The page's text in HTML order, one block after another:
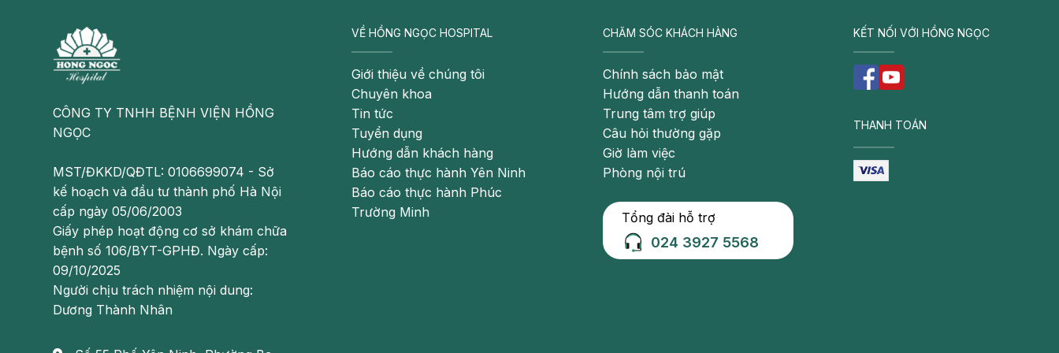
Khắc phục chứng đi tiểu nhiều khi mang thai
Tiểu đêm do nguyên nhân nào?
Người mắc hội chứng viêm bàng quang kẽ (hội chứng đau bàng quang) thường xuyên có cảm giác muốn
đi tiểu liên tục nhưng lượng nước tiểu mỗi lần lại rất ít. Ngoài ra, họ còn có một số triệu chứng khác như
đau bụng dưới, đau khi đi tiểu hoặc khi quan hệ…
Phì đại tuyến tiền liệt
Khi bị phì đại, tuyến tiền liệt có thể làm cho dòng nước tiểu yếu, không đều nên người bệnh sẽ phải
tiểunhiều lần để đẩy hết nước tiểu ra khỏi cơ thể.
Sỏi thận
Khoáng chất, muối có thể lắng đọng rồi kết tinh lại thành các viên sỏi trong thận. Khi bị sỏi thận, người
CÔNG TY TNHH BỆNH VIỆN HỒNG
NGỌC
MST/ĐKKD/QĐTL: 0106699074 - Sở
kế hoạch và đầu tư thành phố Hà Nội
cấp ngày 05/06/2003
Giấy phép hoạt động cơ sở khám chữa
bệnh số 106/BYT-GPHĐ. Ngày cấp:
09/10/2025
Người chịu trách nhiệm nội dung:
Dương Thành Nhân
VỀ HỒNG NGỌC HOSPITAL
Giới thiệu về chúng tôi
Chuyên khoa
Tin tức
Tuyển dụng
Hướng dẫn khách hàng
Báo cáo thực hành Yên Ninh
Báo cáo thực hành Phúc
Trường Minh
CHĂM SÓC KHÁCH HÀNG
Chính sách bảo mật
Hướng dẫn thanh toán
Trung tâm trợ giúp
Câu hỏi thường gặp
Giờ làm việc
Phòng nội trú
Tổng đài hỗ trợ
024 3927 5568
KẾT NỐI VỚI HỒNG NGỌC
THANH TOÁN